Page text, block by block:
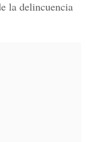
la delincuencia